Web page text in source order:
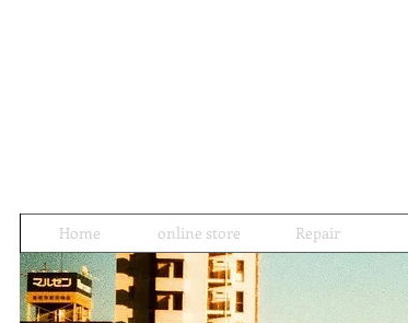
Home online store Repair